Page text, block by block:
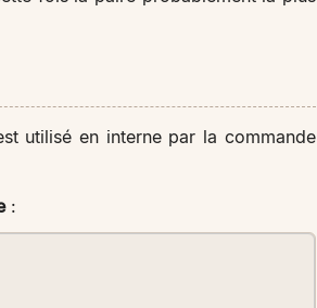
utilisé en interne par la commande
: